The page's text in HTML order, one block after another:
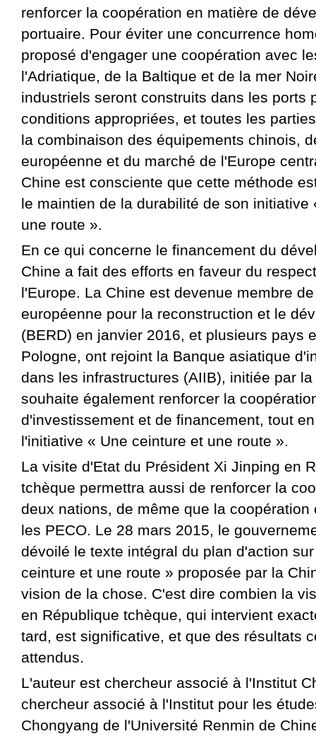
renforcer la coopération en matière de
portuaire. Pour éviter une concurrence
proposé d'engager une coopération avec
l'Adriatique, de la Baltique et de la mer
industriels seront construits dans les ports
conditions appropriées, et toutes les
la combinaison des équipements chinois,
européenne et du marché de l'Europe
Chine est consciente que cette méthode
le maintien de la durabilité de son initiative
une route ».
En ce qui concerne le financement du
Chine a fait des efforts en faveur du
l'Europe. La Chine est devenue membre
européenne pour la reconstruction et le
(BERD) en janvier 2016, et plusieurs pays
Pologne, ont rejoint la Banque asiatique
dans les infrastructures (AIIB), initiée par
souhaite également renforcer la
d'investissement et de financement, tout
l'initiative « Une ceinture et une route ».
La visite d'Etat du Président Xi Jinping en
tchèque permettra aussi de renforcer la
deux nations, de même que la coopération
les PECO. Le 28 mars 2015, le
dévoilé le texte intégral du plan d'action
ceinture et une route » proposée par la
vision de la chose. C'est dire combien la
en République tchèque, qui intervient
tard, est significative, et que des résultats
attendus.
L'auteur est chercheur associé à l'Institut
chercheur associé à l'Institut pour les
Chongyang de l'Université Renmin de